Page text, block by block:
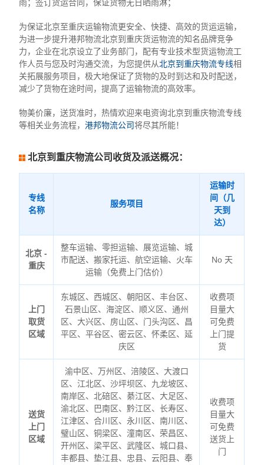
雨；签订货运合同，保证货物无日晒雨淋；
为保证北京至重庆运输物流更安全、快捷、高效的货运运输，
为进一步提升港邦物流北京到重庆货运物流的知名品牌竞争
力，企业在北京设立了业务部门，配有专业技术型货运物流工
作人员与您及时沟通交流，为您提供从北京到重庆物流专线相
关拓展服务项目，极大地保证了货物的及时到达和及时配送，
减少了货物在途时间，提高了运输物流的高效率。
物美价廉，送货准时，热情欢迎来电资询北京到重庆物流专线
等相关业务流程，港邦物流公司将尽其所能！
北京到重庆物流公司收货及派送概况：
专线
名称
服务项目
运输时
间（几
天到
达）
北京 -
重庆
整车运输、零担运输、展览运输、城
市配送、搬家托运、航空运输、火车
运输（免费上门估价）
No 天
上门
取货
区域
东城区、西城区、朝阳区、丰台区、
石景山区、海淀区、顺义区、通州
区、大兴区、房山区、门头沟区、昌
平区、平谷区、密云区、怀柔区、延
庆区
收费项
目量大
可免费
上门提
货
送货
上门
区域
渝中区、万州区、涪陵区、大渡口
区、江北区、沙坪坝区、九龙坡区、
南岸区、北碚区、綦江区、大足区、
渝北区、巴南区、黔江区、长寿区、
江津区、合川区、永川区、南川区、
璧山区、铜梁区、潼南区、荣昌区、
开州区、梁平区、武隆区、城口县、
丰都县、垫江县、忠县、云阳县、奉
收费项
目量大
可免费
送货上
门